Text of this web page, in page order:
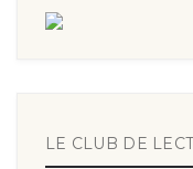
LE CLUB DE